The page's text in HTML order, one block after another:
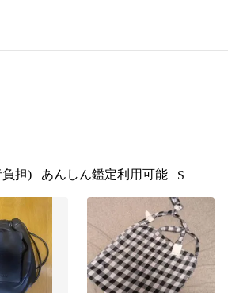
担) あんしん鑑定利用可能 S